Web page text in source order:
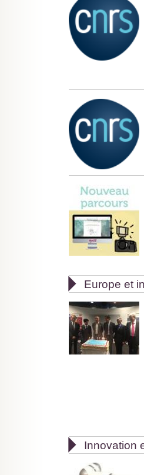
 Europe et
 Innovation